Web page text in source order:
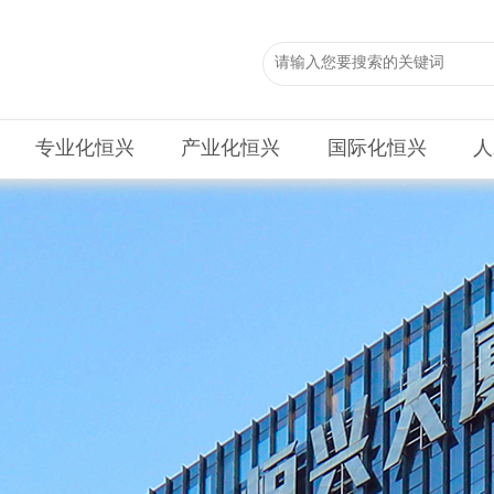
专业化恒兴 产业化恒兴 国际化恒兴